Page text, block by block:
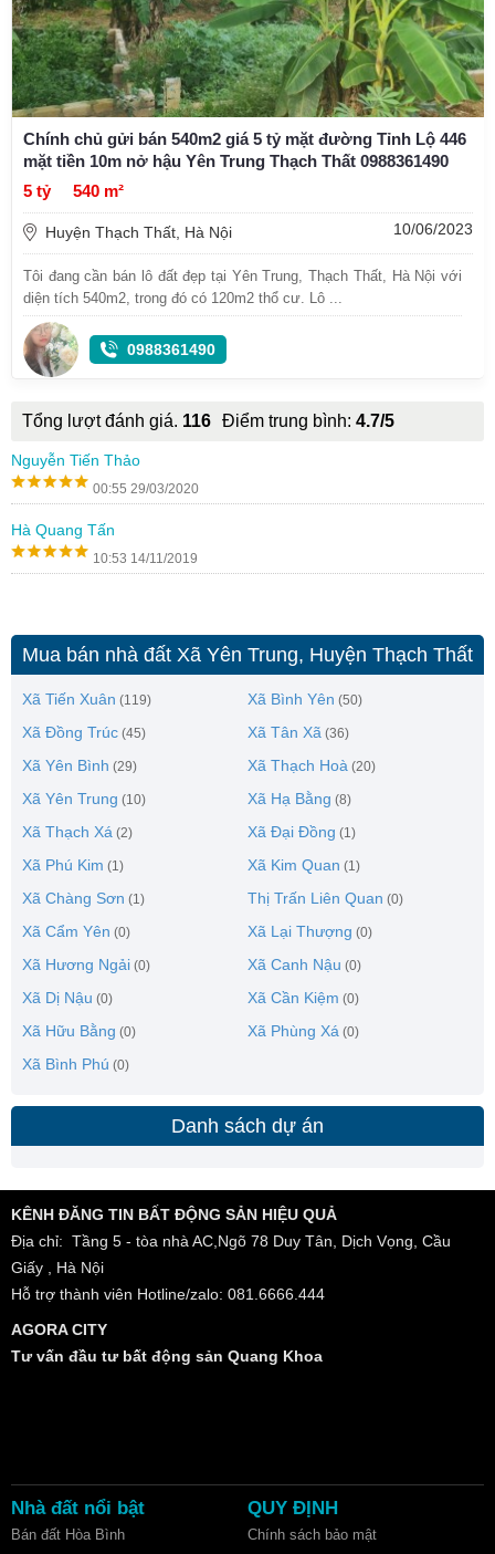
Chính chủ gửi bán 540m2 giá 5 tỷ mặt đường Tỉnh Lộ 446
mặt tiền 10m nở hậu Yên Trung Thạch Thất 0988361490
5 tỷ
540 m²
Huyện Thạch Thất, Hà Nội 10/06/2023
Tôi đang cần bán lô đất đẹp tại Yên Trung, Thạch Thất, Hà Nội với
diện tích 540m2, trong đó có 120m2 thổ cư. Lô ...
0988361490
Tổng lượt đánh giá. 116 Điểm trung bình: 4.7/5
Nguyễn Tiến Thảo
00:55 29/03/2020
Hà Quang Tấn
10:53 14/11/2019
Mua bán nhà đất Xã Yên Trung, Huyện Thạch Thất
Xã Tiến Xuân (119) Xã Bình Yên (50)
Xã Đồng Trúc (45) Xã Tân Xã (36)
Xã Yên Bình (29) Xã Thạch Hoà (20)
Xã Yên Trung (10) Xã Hạ Bằng (8)
Xã Thạch Xá (2) Xã Đại Đồng (1)
Xã Phú Kim (1) Xã Kim Quan (1)
Xã Chàng Sơn (1) Thị Trấn Liên Quan (0)
Xã Cẩm Yên (0) Xã Lại Thượng (0)
Xã Hương Ngải (0) Xã Canh Nậu (0)
Xã Dị Nậu (0) Xã Cần Kiệm (0)
Xã Hữu Bằng (0) Xã Phùng Xá (0)
Xã Bình Phú (0)
Danh sách dự án
KÊNH ĐĂNG TIN BẤT ĐỘNG SẢN HIỆU QUẢ
Địa chỉ: Tầng 5 - tòa nhà AC,Ngõ 78 Duy Tân, Dịch Vọng, Cầu
Giấy , Hà Nội
Hỗ trợ thành viên Hotline/zalo: 081.6666.444
AGORA CITY
Tư vấn đầu tư bất động sản Quang Khoa
Nhà đất nổi bật
Bán đất Hòa Bình
QUY ĐỊNH
Chính sách bảo mật